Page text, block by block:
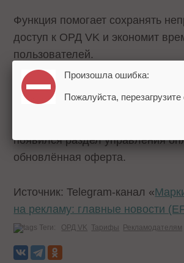
Функция помогает сохранять
доступ к ОРД VK и экономит
пользователей.
Сервис, ранее работавший в
бесплатном режиме,
перешел
появился раздел управления
обновлённая оферта.
Источник: Telegram-канал «
на рекламу: главные новости
Теги: ОРД VK Тарифы Рекламодателям
Произошла ошибка:
Пожалуйста, перезагрузите